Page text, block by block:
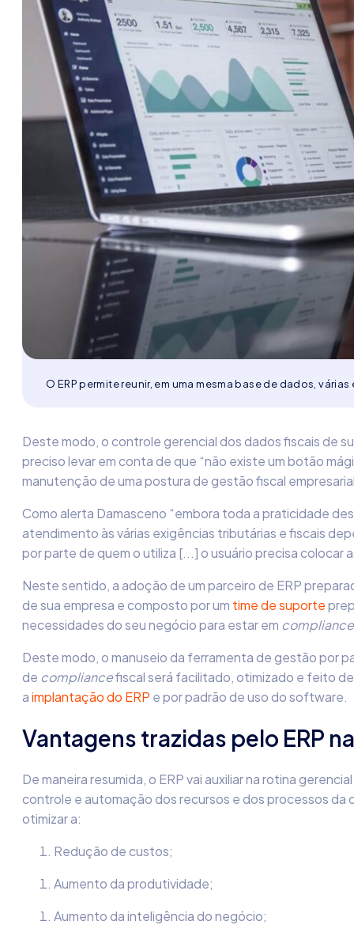
O ERP permite reunir, em uma mesma base de dados, várias
Deste modo, o controle gerencial dos dados fiscais de
preciso levar em conta de que “não existe um botão
manutenção de uma postura de gestão fiscal
Como alerta Damasceno “embora toda a praticidade
atendimento às várias exigências tributárias e fiscais
por parte de quem o utiliza [...] o usuário precisa colocar
Neste sentido, a adoção de um parceiro de ERP
de sua empresa e composto por um time de suporte
necessidades do seu negócio para estar em compliance
Deste modo, o manuseio da ferramenta de gestão por
de compliancefiscal será facilitado, otimizado e feito
aimplantação do ERP e por padrão de uso do software.
Vantagens trazidas pelo ERP
De maneira resumida, o ERP vai auxiliar na rotina
controle e automação dos recursos e dos processos da
otimizar a:
Redução de custos;
Aumento da produtividade;
Aumento da inteligência do negócio;